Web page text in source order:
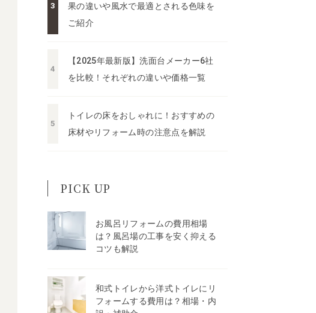
果の違いや風水で最適とされる色味を
ご紹介
【2025年最新版】洗面台メーカー6社
を比較！それぞれの違いや価格一覧
トイレの床をおしゃれに！おすすめの
床材やリフォーム時の注意点を解説
PICK UP
お風呂リフォームの費用相場
は？風呂場の工事を安く抑える
コツも解説
和式トイレから洋式トイレにリ
フォームする費用は？相場・内